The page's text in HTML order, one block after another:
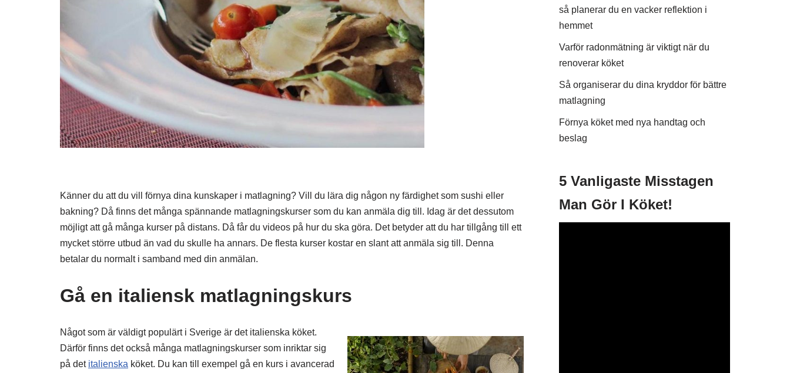
Känner du att du vill förnya dina kunskaper i matlagning? Vill du lära dig någon ny färdighet som sushi eller
bakning? Då finns det många spännande matlagningskurser som du kan anmäla dig till. Idag är det dessutom
möjligt att gå många kurser på distans. Då får du videos på hur du ska göra. Det betyder att du har tillgång till ett
mycket större utbud än vad du skulle ha annars. De flesta kurser kostar en slant att anmäla sig till. Denna
betalar du normalt i samband med din anmälan.
Gå en italiensk matlagningskurs
Något som är väldigt populärt i Sverige är det italienska köket.
Därför finns det också många matlagningskurser som inriktar sig
på det italienska köket. Du kan till exempel gå en kurs i avancerad
så planerar du en vacker reflektion i
hemmet
Varför radonmätning är viktigt när du
renoverar köket
Så organiserar du dina kryddor för bättre
matlagning
Förnya köket med nya handtag och
beslag
5 Vanligaste Misstagen
Man Gör I Köket!